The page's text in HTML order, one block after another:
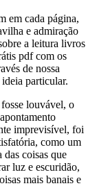
em cada página,
e admiração
a leitura livros
pdf com os
de nossa
particular.
louvável, o
imprevisível, foi
como um
coisas que
luz e escuridão,
mais banais e